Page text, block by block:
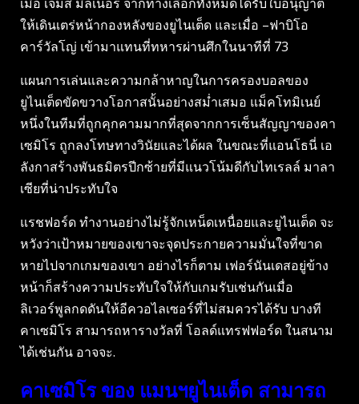
ให้เดินเตร่หน้ากองหลังของยูไนเต็ด และเมื่อ –ฟาบิโอ
คาร์วัลโญ่ เข้ามาแทนที่ทหารผ่านศึกในนาทีที่ 73
แผนการเล่นและความกล้าหาญในการครองบอลของ
ยูไนเต็ดขัดขวางโอกาสนั้นอย่างสม่ำเสมอ แม็คโทมิเนย์
หนึ่งในทีมที่ถูกคุกคามมากที่สุดจากการเซ็นสัญญาของคา
เซมิโร ถูกลงโทษทางวินัยและได้ผล ในขณะที่แอนโธนี่ เอ
ลังกาสร้างพันธมิตรปีกซ้ายที่มีแนวโน้มดีกับไทเรลล์ มาลา
เซียที่น่าประทับใจ
แรชฟอร์ด ทำงานอย่างไม่รู้จักเหน็ดเหนื่อยและยูไนเต็ด จะ
หวังว่าเป้าหมายของเขาจะจุดประกายความมั่นใจที่ขาด
หายไปจากเกมของเขา อย่างไรก็ตาม เฟอร์นันเดสอยู่ข้าง
หน้าก็สร้างความประทับใจให้กับเกมรับเช่นกันเมื่อ
ลิเวอร์พูลกดดันให้อีควอไลเซอร์ที่ไม่สมควรได้รับ บางที
คาเซมิโร สามารถหารางวัลที่ โอลด์แทรฟฟอร์ด ในสนาม
ได้เช่นกัน อาจจะ.
คาเซมิโร ของ แมนฯยูไนเต็ด สามารถ